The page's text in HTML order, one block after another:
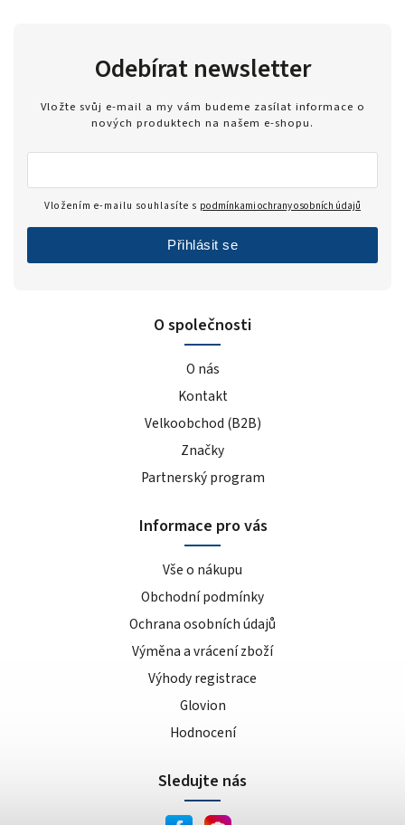
O společnosti
O nás
Kontakt
Velkoobchod (B2B)
Značky
Partnerský program
Informace pro vás
Vše o nákupu
Obchodní podmínky
Ochrana osobních údajů
Výměna a vrácení zboží
Výhody registrace
Glovion
Hodnocení
Odebírat newsletter
Vložte svůj e-mail a my vám budeme zasílat informace o
nových produktech na našem e-shopu.
Vložením e-mailu souhlasíte s podmínkami ochrany osobních údajů
Přihlásit se
Sledujte nás